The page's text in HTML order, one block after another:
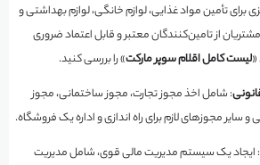
برای تأمین مواد غذایی، لوازم خانگی، لوازم بهداشتی و
از تامین‌کنندگان معتبر و قابل اعتماد ضروری
لیست کامل اقلام سوپر مارکت» را بررسی کنید.
: شامل اخذ مجوز تجارت، مجوز ساختمانی، مجوز
مجوزهای لازم برای راه اندازی و اداره یک فروشگاه.
: ایجاد یک سیستم مدیریت مالی قوی، شامل مدیریت